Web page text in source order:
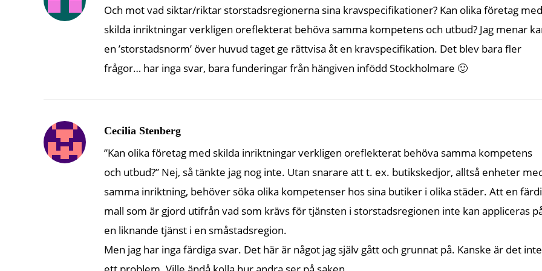
Och mot vad siktar/riktar storstadsregionerna sina kravspecifikationer? Kan olika företag med
skilda inriktningar verkligen oreflekterat behöva samma kompetens och utbud? Jag menar
en ’storstadsnorm’ över huvud taget ge rättvisa åt en kravspecifikation. Det blev bara fler
frågor… har inga svar, bara funderingar från hängiven infödd Stockholmare 🙂
Cecilia Stenberg
”Kan olika företag med skilda inriktningar verkligen oreflekterat behöva samma kompetens
och utbud?” Nej, så tänkte jag nog inte. Utan snarare att t. ex. butikskedjor, alltså enheter
samma inriktning, behöver söka olika kompetenser hos sina butiker i olika städer. Att en
mall som är gjord utifrån vad som krävs för tjänsten i storstadsregionen inte kan appliceras
en liknande tjänst i en småstadsregion.
Men jag har inga färdiga svar. Det här är något jag själv gått och grunnat på. Kanske är det inte